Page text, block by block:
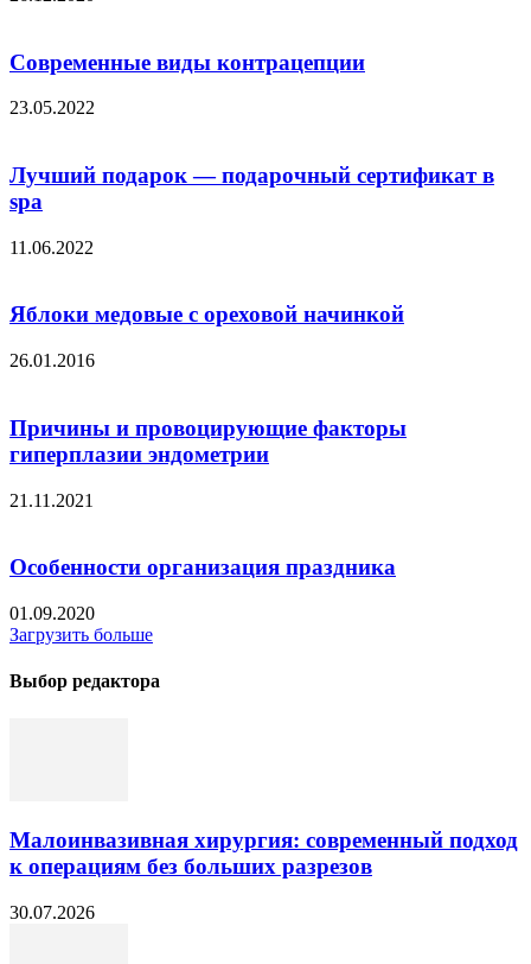
Современные виды контрацепции
23.05.2022
Лучший подарок — подарочный сертификат в
spa
11.06.2022
Яблоки медовые с ореховой начинкой
26.01.2016
Причины и провоцирующие факторы
гиперплазии эндометрии
21.11.2021
Особенности организация праздника
01.09.2020
Загрузить больше
Выбор редактора
Малоинвазивная хирургия: современный подход
к операциям без больших разрезов
30.07.2026